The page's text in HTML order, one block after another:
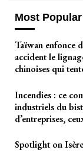
Most Popular
Taïwan enfonce
accident le
chinoises qui
Incendies : ce
industriels du
d’entreprises,
Spotlight on